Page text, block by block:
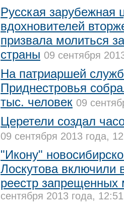
Русская зарубежная
вдохновителей
призвала молиться
страны 09 сентября
На патриаршей
Приднестровья
тыс. человек 09
Церетели создал
09 сентября 2013 года,
"Икону"
Лоскутова включили
реестр запрещенных
сентября 2013 года, 12:51